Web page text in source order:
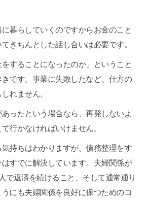
暮らしていくのですからお金のこと
きちんとした話し合いは必要です。
することになったのか」ということ
です。事業に失敗したなど、仕方の
れません。
ったという場合なら、再発しないよ
行かなければいけません。
持ちはわかりますが、債務整理をす
すでに解決しています。夫婦関係が
で返済を続けること、そして通常通り
にも夫婦関係を良好に保つためのコ